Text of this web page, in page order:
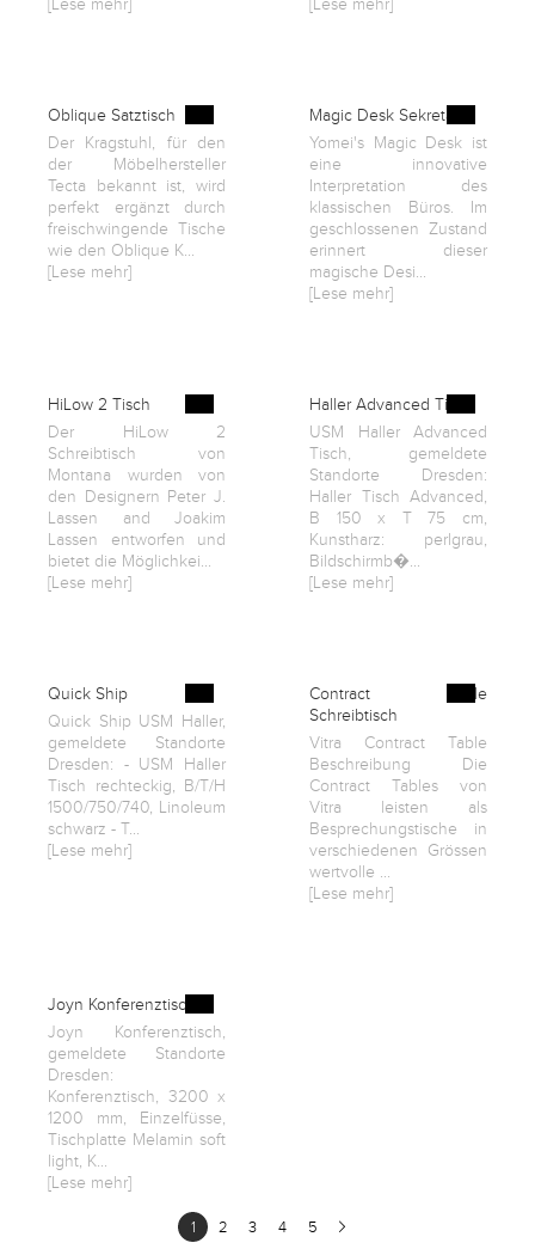
[Lese mehr]
[Lese mehr]
Oblique Satztisch
Der Kragstuhl, für den
der Möbelhersteller
Tecta bekannt ist, wird
perfekt ergänzt durch
freischwingende Tische
wie den Oblique K...
[Lese mehr]
Magic Desk Sekretär
Yomei's Magic Desk ist
eine innovative
Interpretation des
klassischen Büros. Im
geschlossenen Zustand
erinnert dieser
magische Desi...
[Lese mehr]
HiLow 2 Tisch
Der HiLow 2
Schreibtisch von
Montana wurden von
den Designern Peter J.
Lassen and Joakim
Lassen entworfen und
bietet die Möglichkei...
[Lese mehr]
Haller Advanced Tisch
USM Haller Advanced
Tisch, gemeldete
Standorte Dresden:
Haller Tisch Advanced,
B 150 x T 75 cm,
Kunstharz: perlgrau,
Bildschirmb�...
[Lese mehr]
Quick Ship
Quick Ship USM Haller,
gemeldete Standorte
Dresden: - USM Haller
Tisch rechteckig, B/T/H
1500/750/740, Linoleum
schwarz - T...
[Lese mehr]
Contract Table
Schreibtisch
Vitra Contract Table
Beschreibung Die
Contract Tables von
Vitra leisten als
Besprechungstische in
verschiedenen Grössen
wertvolle ...
[Lese mehr]
Joyn Konferenztisch
Joyn Konferenztisch,
gemeldete Standorte
Dresden:
Konferenztisch, 3200 x
1200 mm, Einzelfüsse,
Tischplatte Melamin soft
light, K...
[Lese mehr]
1 2 3 4 5